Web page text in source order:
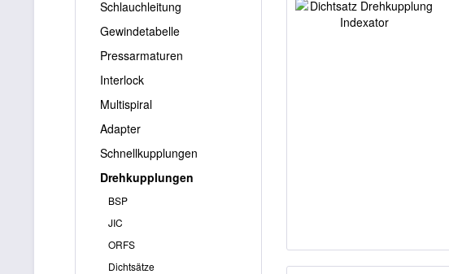
Schlauchleitung
Gewindetabelle
Pressarmaturen
Interlock
Multispiral
Adapter
Schnellkupplungen
Drehkupplungen
BSP
JIC
ORFS
Dichtsätze